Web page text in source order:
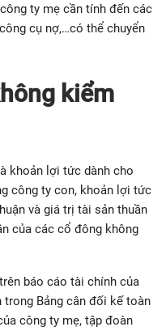
ty mẹ cần tính đến các
cụ nợ,…có thể chuyển
kiểm
khoản lợi tức dành cho
công ty con, khoản lợi tức
và giá trị tài sản thuần
của các cổ đông không
báo cáo tài chính của
Bảng cân đối kế toàn
công ty mẹ, tập đoàn